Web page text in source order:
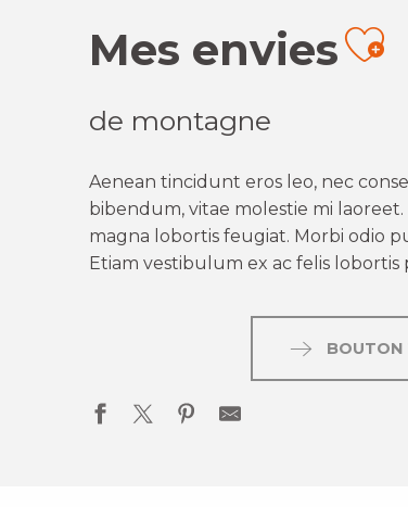
Mes envies
de montagne
Aenean tincidunt eros leo, nec
bibendum, vitae molestie mi
magna lobortis feugiat. Morbi odio
Etiam vestibulum ex ac felis lobortis
BOUTON